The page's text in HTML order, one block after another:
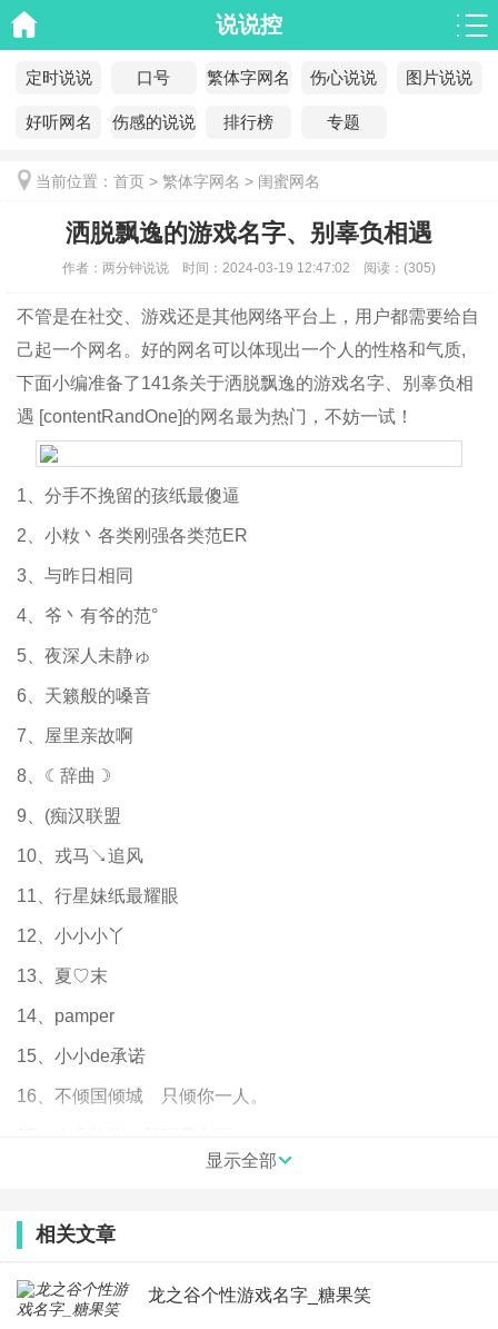
说说控
定时说说 口号 繁体字网名 伤心说说 图片说说
好听网名 伤感的说说 排行榜 专题
当前位置： 首页 > 繁体字网名 > 闺蜜网名
洒脱飘逸的游戏名字、别辜负相遇
作者： 两分钟说说 时间： 2024-03-19 12:47:02 阅读： (305)
不管是在社交、游戏还是其他网络平台上，用户都需要给自
己起一个网名。好的网名可以体现出一个人的性格和气质,
下面小编准备了141条关于洒脱飘逸的游戏名字、别辜负相
遇 [contentRandOne]的网名最为热门，不妨一试！
1、分手不挽留的孩纸最傻逼
2、小籹丶各类刚强各类范ER
3、与昨日相同
4、爷丶有爷的范°
5、夜深人未静ゅ
6、天籁般的嗓音
7、屋里亲故啊
8、☾辞曲☽
9、(痴汉联盟
10、戎马↘追风
11、行星妹纸最耀眼
12、小小小丫
13、夏♡末
14、pamper
15、小小de承诺
16、不倾国倾城ゝ只倾你一人。
17、本宫掐指一算明天有雨
21、多余
显示全部
相关文章
龙之谷个性游戏名字_糖果笑